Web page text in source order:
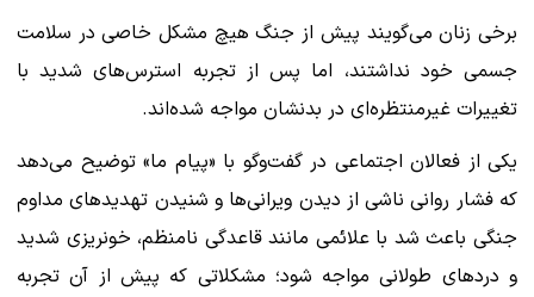
برخی زنان می‌گویند پیش از جنگ هیچ مشکل خاصی در سلامت
جسمی خود نداشتند، اما پس از تجربه استرس‌های شدید با
تغییرات غیرمنتظره‌ای در بدنشان مواجه شده‌اند.
یکی از فعالان اجتماعی در گفت‌وگو با «پیام ما» توضیح می‌دهد
که فشار روانی ناشی از دیدن ویرانی‌ها و شنیدن تهدیدهای مداوم
جنگی باعث شد با علائمی مانند قاعدگی نامنظم، خونریزی شدید
و دردهای طولانی مواجه شود؛ مشکلاتی که پیش از آن تجربه